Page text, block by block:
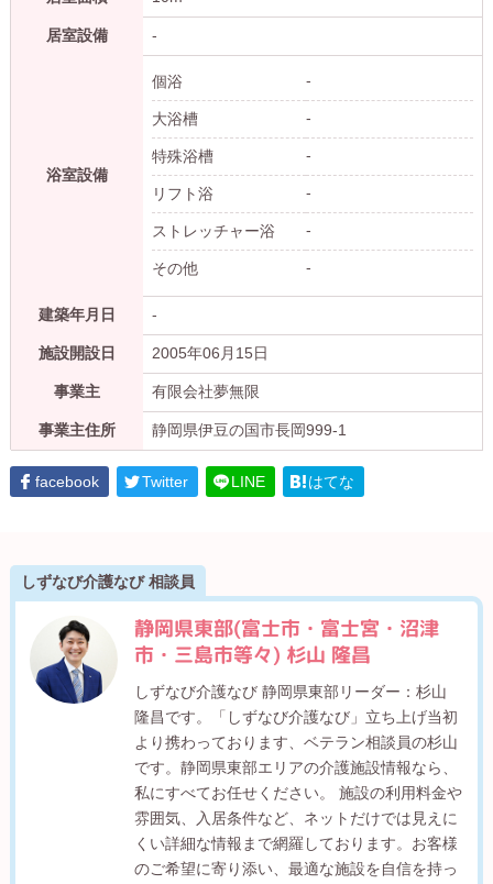
居室設備 -
浴室設備
個浴 -
大浴槽 -
特殊浴槽 -
リフト浴 -
ストレッチャー浴 -
その他 -
建築年月日 -
施設開設日 2005年06月15日
事業主 有限会社夢無限
事業主住所 静岡県伊豆の国市長岡999-1
facebook Twitter LINE はてな
しずなび介護なび 相談員
静岡県東部(富士市・富士宮・沼津
市・三島市等々) 杉山 隆昌
しずなび介護なび 静岡県東部リーダー：杉山
隆昌です。「しずなび介護なび」立ち上げ当初
より携わっております、ベテラン相談員の杉山
です。静岡県東部エリアの介護施設情報なら、
私にすべてお任せください。 施設の利用料金や
雰囲気、入居条件など、ネットだけでは見えに
くい詳細な情報まで網羅しております。お客様
のご希望に寄り添い、最適な施設を自信を持っ